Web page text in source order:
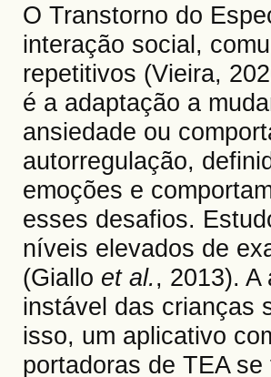
O Transtorno do
interação social,
repetitivos (Vieira,
é a adaptação a
ansiedade ou
autorregulação,
emoções e
esses desafios.
níveis elevados de
(Giallo et al., 2013).
instável das crianças
isso, um aplicativo
portadoras de TEA